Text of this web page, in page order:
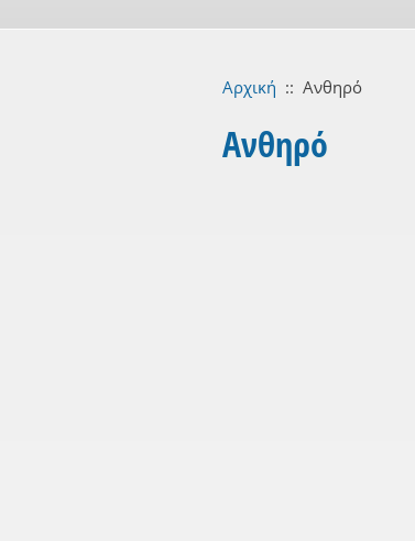
Αρχική :: Ανθηρό
Ανθηρό